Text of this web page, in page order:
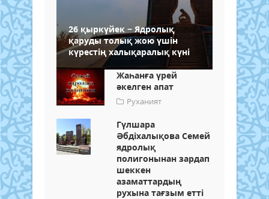
26 қыркүйек − Ядролық
қаруды толық жою үшін
күрестің халықаралық күні
Жаһанға үрей
әкелген апат
Руханият
Гүлшара
Әбдіхалықова Семей
ядролық
полигонынан зардап
шеккен
азаматтардың
рухына тағзым етті